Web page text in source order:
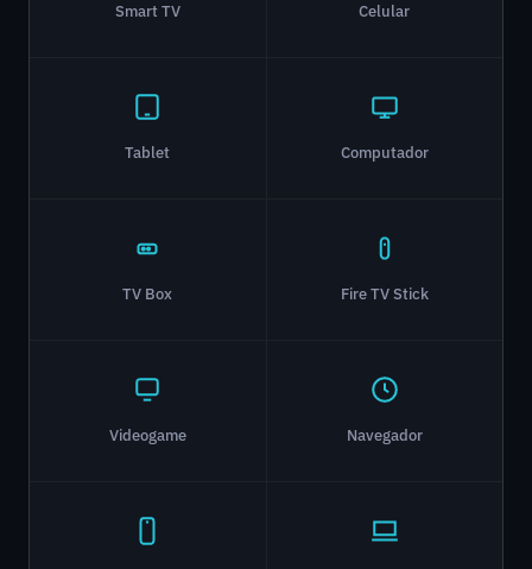
Smart TV Celular
Tablet Computador
TV Box Fire TV Stick
Videogame Navegador